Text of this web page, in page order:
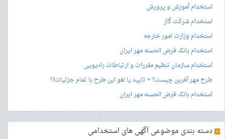
استخدام آموزش و پرورش
استخدام شرکت گاز
استخدام وزارت امور خارجه
استخدام بانک قرض الحسنه مهر ایران
استخدام سازمان تنظیم مقررات و ارتباطات رادیویی
طرح مهر آفرین چیست؟ + تایید یا لغو این طرح با تمام جزئیات!؟
استخدام بانک قرض الحسنه مهر ایران
» دسته بندی موضوعی آگهی های استخدامی